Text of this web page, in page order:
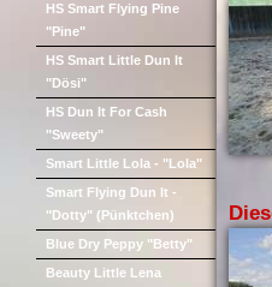
HS Smart Flying Pine
"Pine"
HS Smart Little Dun It
"Dösi"
HS Dun It For Cash
"Sweety"
Smart Little Lola - "Lola"
Smart Flying Dun It -
"Dotty" (Pünktchen)
Blue Dry Peppy "Betty"
Beauty Little Lena